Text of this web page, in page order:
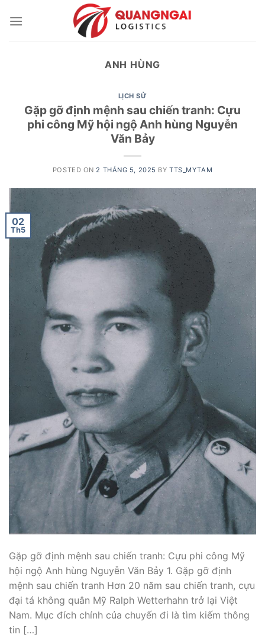
ANH HÙNG
LỊCH SỬ
Gặp gỡ định mệnh sau chiến tranh: Cựu
phi công Mỹ hội ngộ Anh hùng Nguyễn
Văn Bảy
POSTED ON 2 THÁNG 5, 2025 BYTTS_MYTAM
02
Th5
Gặp gỡ định mệnh sau chiến tranh: Cựu phi công Mỹ
hội ngộ Anh hùng Nguyễn Văn Bảy 1. Gặp gỡ định
mệnh sau chiến tranh Hơn 20 năm sau chiến tranh, cựu
đại tá không quân Mỹ Ralph Wetterhahn trở lại Việt
Nam. Mục đích chính của chuyến đi là tìm kiếm thông
tin […]